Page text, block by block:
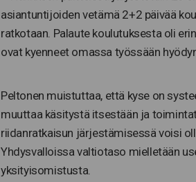
asiantuntijoiden vetämä 2+2 päivää
ratkotaan. Palaute koulutuksesta oli
ovat kyenneet omassa työssään
Peltonen muistuttaa, että kyse on
muuttaa käsitystä itsestään ja
riidanratkaisun järjestämisessä voisi
Yhdysvalloissa valtiotaso mielletään
yksityisomistusta.